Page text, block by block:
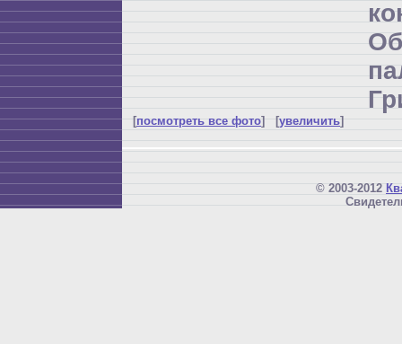
[посмотреть все фото] [увеличить]
© 2003-2012